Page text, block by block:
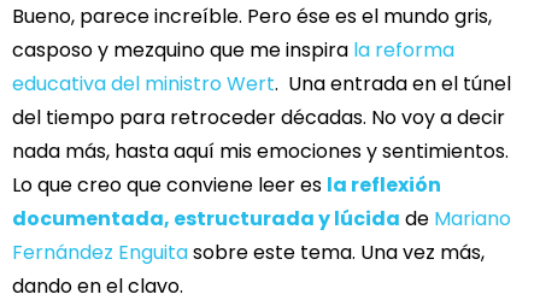
Bueno, parece increíble. Pero ése es el mundo gris,
casposo y mezquino que me inspira la reforma
educativa del ministro Wert. Una entrada en el túnel
del tiempo para retroceder décadas. No voy a decir
nada más, hasta aquí mis emociones y sentimientos.
Lo que creo que conviene leer es la reflexión
documentada, estructurada y lúcida de Mariano
Fernández Enguitasobre este tema. Una vez más,
dando en el clavo.